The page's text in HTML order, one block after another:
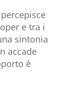
e tra i
sintonia
accade
è